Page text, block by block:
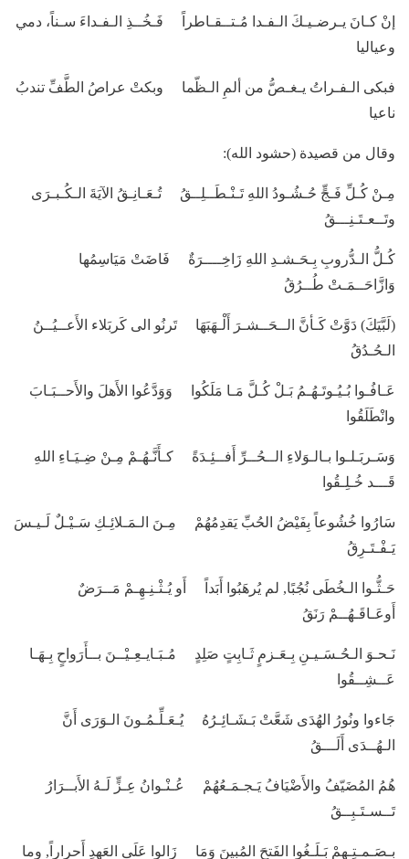
إنْ كـانَ يـرضـيـكَ الـفـدا مُـتــقـاطراً فَـخُــذِ الـفـداءَ سـناً، دمي
وعياليا
فبكى الـفـراتُ يـغـصُّ من ألمِ الـظّما وبكتْ عراصُ الطَّفِّ تندبُ
ناعيا
وقال من قصيدة (حشود الله):
مِـنْ كُـلِّ فَـجٍّ حُـشُـودُ اللهِ تَـنْـطَــلِــقُ تُـعَـانِـقُ الآيَةَ الـكُـبـرَى
وتَــعـتَـنِـــقُ
كُـلُّ الـدُّروبِ بِـحَـشـدِ اللهِ زَاخِــــرَةٌ فَاضَتْ مَيَاسِمُها
وَازَّاحَــمَـتْ طُــرُقُ
(لَبَّيَكَ) دَوَّتْ كَـأنَّ الــحَــشـرَ أَلْـهَبَهَا تَرنُو الى كَربَلاء الأَعــيُــنُ
الـحُـدُقُ
عَـافُـوا بُـيُـوتَـهُـمُ بَـلْ كُـلَّ مَـا مَلَكُوا وَوَدَّعُوا الأَهلَ والأَحــبَـابَ
وانْطَلَقُوا
وَسَـربَـلـوا بـالـوَلاءِ الــحُــرِّ أَفــئِـدَةً كـأَنَّـهُـمْ مِـنْ ضِـيَـاءِ اللهِ
قَـــد خُـلِـقُوا
سَارُوا خُشُوعاً بِفَيْضُ الحُبِّ يَقدِمُهُمْ مِـنَ الـمَـلائِـكِ سَـيْـلٌ لَـيـسَ
يَـفْـتَـرِقُ
حَـثُّـوا الـخُطَى نُجُبًا, لم يُرهَبُوا أَبَداً أَو يُـثْـنِـهِـمْ مَــرَضٌ
أَوعَـاقَـهُــمْ رَنَقُ
نَـحـوَ الـحُـسَـيـنِ بِـعَـزمٍ ثَـابِتٍ صَلِدٍ مُـبَـايـعِـيْــنَ بــأَرَواحٍ بِـهَـا
عَــشِــقُوا
جَاءوا ونُورُ الهُدَى شَعَّتْ بَـشَـائِـرُهُ يُـعَـلِّـمُـونَ الـوَرَى أَنَّ
الـهُــدَى أَلَـــقُ
هُمُ المُضَيّفُ والأَضْيَافُ يَـجـمَـعُهُمْ عُـنْـوانُ عِـزٍّ لَـهُ الأَبــرَارُ
تَــسـتَـبِــقُ
بِـصَـمـتِـهِمْ بَـلَـغُوا الفَتحَ المُبينَ وَمَا زَالوا عَلَى العَهدِ أَحراراً, وما